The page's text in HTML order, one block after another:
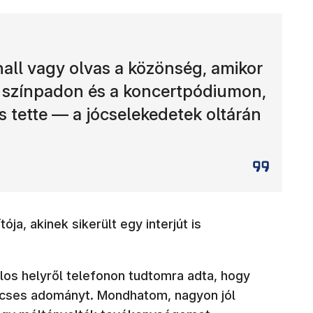
vagy olvas a közönség, amikor
és a koncertpódiumon,
tette — a jócselekedetek oltárán
akinek sikerült egy interjút is
helyről telefonon tudtomra adta, hogy
adományt. Mondhatom, nagyon jól